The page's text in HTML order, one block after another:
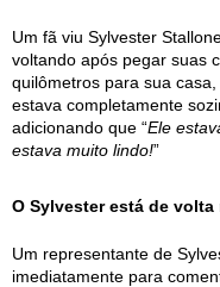
Um fã viu Sylvester
voltando após pegar suas
quilômetros para sua
estava completamente
adicionando que “Ele
estava muito lindo!”
O Sylvester está de volta
Um representante de
imediatamente para